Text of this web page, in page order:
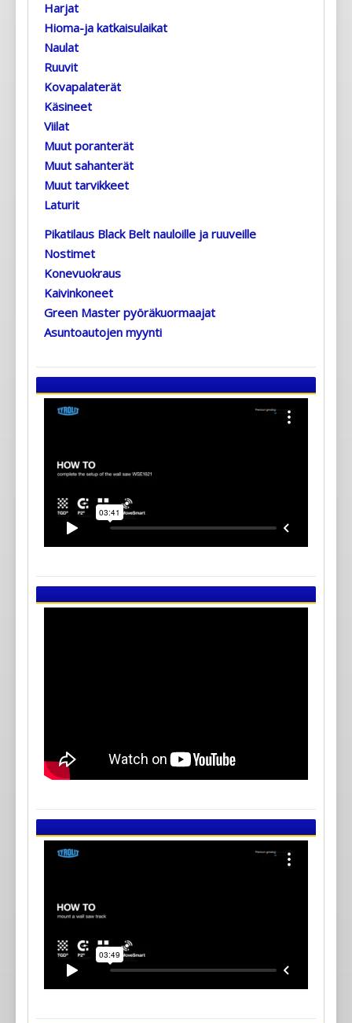
Harjat
Hioma-ja katkaisulaikat
Naulat
Ruuvit
Kovapalaterät
Käsineet
Viilat
Muut poranterät
Muut sahanterät
Muut tarvikkeet
Laturit
Pikatilaus Black Belt nauloille ja ruuveille
Nostimet
Konevuokraus
Kaivinkoneet
Green Master pyöräkuormaajat
Asuntoautojen myynti